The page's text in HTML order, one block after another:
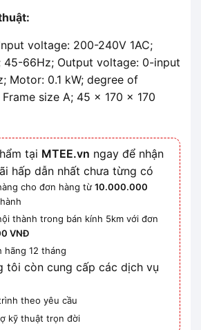
voltage: 200-240V 1AC;
45-66Hz; Output voltage: 0-input
Motor: 0.1 kW; degree of
size A; 45 x 170 x 170
tại MTEE.vn ngay để nhận
hấp dẫn nhất chưa từng có
cho đơn hàng từ10.000.000
thành trong bán kính 5km với đơn
VNĐ
hãng 12 tháng
tôi còn cung cấp các dịch vụ
theo yêu cầu
kỹ thuật trọn đời